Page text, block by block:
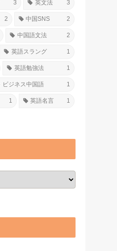
3 英文法 3
2 中国SNS 2
中国語文法 2
英語スラング 1
英語勉強法 1
ビジネス中国語 1
1 英語名言 1